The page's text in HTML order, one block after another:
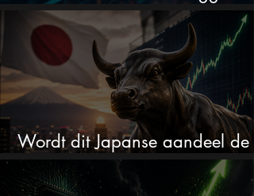
in de uitverkoop
Wordt dit Japanse aandeel de
comeback kid van 2026?